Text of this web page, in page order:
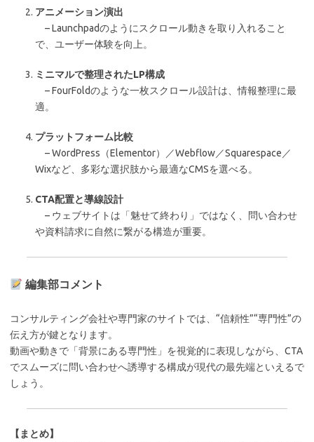
アニメーション演出
– Launchpadのようにスクロール動きを取り入れること
で、ユーザー体験を向上。
ミニマルで整理されたLP構成
– FourFoldのような一枚スクロール設計は、情報整理に最
適。
プラットフォーム比較
– WordPress（Elementor）／Webflow／Squarespace／
Wixなど、多彩な選択肢から最適なCMSを選べる。
CTA配置と導線設計
– ウェブサイトは「魅せて終わり」ではなく、問い合わせ
や資料請求に自然に繋がる構造が重要。
編集部コメント
コンサルティング会社や専門家のサイトでは、“信頼性”“専門性”の
伝え方が鍵となります。
動画や動きで「背景にある専門性」を視覚的に表現しながら、CTA
でスムーズに問い合わせへ誘導する構成が現代の最先端といえるで
しょう。
【まとめ】